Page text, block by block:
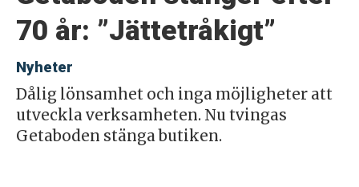
70 år: ”Jättetråkigt”
Nyheter
Dålig lönsamhet och inga möjligheter att
utveckla verksamheten. Nu tvingas
Getaboden stänga butiken.